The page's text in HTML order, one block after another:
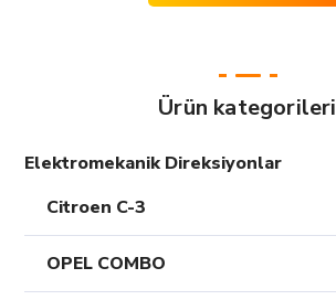
Ürün kategorileri
Elektromekanik Direksiyonlar
Citroen C-3
OPEL COMBO